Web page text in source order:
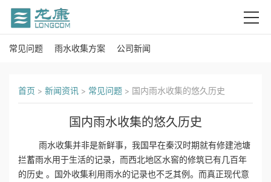
首
关
我
常见问题 雨水收集方案 公司新闻
首页 > 新闻资讯 > 常见问题 > 国内雨水收集的悠久历史
国内雨水收集的悠久历史
雨水收集并非是新鲜事，我国早在秦汉时期就有修建池塘
拦蓄雨水用于生活的记录，而西北地区水窖的修筑已有几百年
的历史 。国外收集利用雨水的记录也不乏其例。而真正现代意